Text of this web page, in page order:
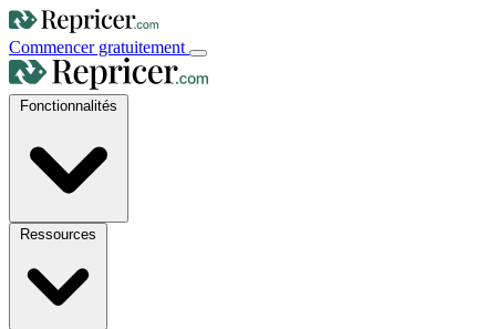
Commencer gratuitement